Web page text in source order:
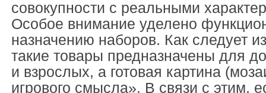
совокупности с реальными
Особое внимание уделено
назначению наборов. Как следует
такие товары предназначены для
и взрослых, а готовая картина
игрового смысла». В связи с этим,